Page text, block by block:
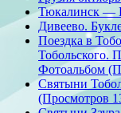
Тюкалинск —
Дивеево.
Поездка в
Тобольского.
Фотоальбом
Святыни
(Просмотров